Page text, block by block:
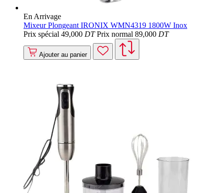
En Arrivage
Mixeur Plongeant IRONIX WMN4319 1800W Inox
Prix spécial 49,000 DT Prix normal 89,000 DT
Ajouter au panier